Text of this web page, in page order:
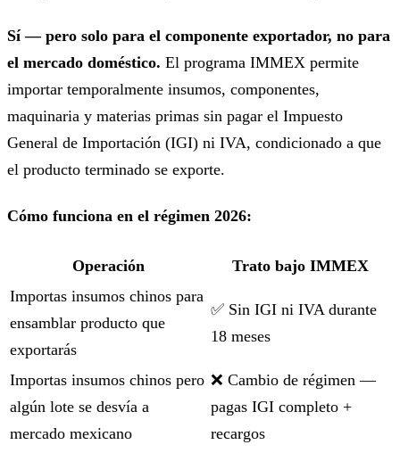
Sí — pero solo para el componente exportador, no para
el mercado doméstico. El programa IMMEX permite
importar temporalmente insumos, componentes,
maquinaria y materias primas sin pagar el Impuesto
General de Importación (IGI) ni IVA, condicionado a que
el producto terminado se exporte.
Cómo funciona en el régimen 2026:
Operación
Trato bajo IMMEX
Importas insumos chinos para
ensamblar producto que
exportarás
✅ Sin IGI ni IVA durante
18 meses
Importas insumos chinos pero
algún lote se desvía a
mercado mexicano
❌ Cambio de régimen —
pagas IGI completo +
recargos